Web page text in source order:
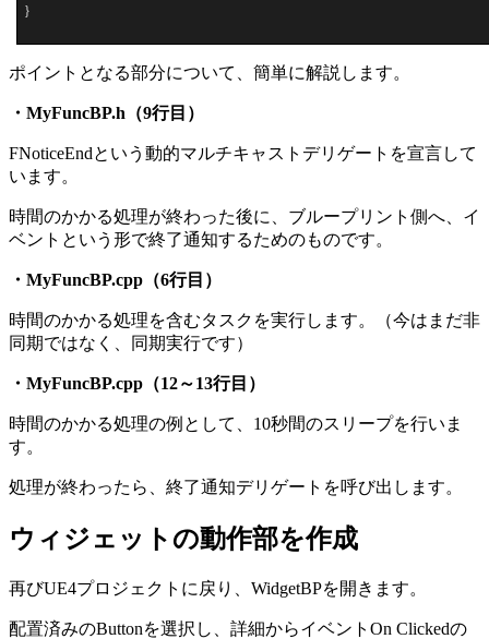
}
ポイントとなる部分について、簡単に解説します。
・MyFuncBP.h（9行目）
FNoticeEndという動的マルチキャストデリゲートを宣言して
います。
時間のかかる処理が終わった後に、ブループリント側へ、イ
ベントという形で終了通知するためのものです。
・MyFuncBP.cpp（6行目）
時間のかかる処理を含むタスクを実行します。（今はまだ非
同期ではなく、同期実行です）
・MyFuncBP.cpp（12～13行目）
時間のかかる処理の例として、10秒間のスリープを行いま
す。
処理が終わったら、終了通知デリゲートを呼び出します。
ウィジェットの動作部を作成
再びUE4プロジェクトに戻り、WidgetBPを開きます。
配置済みのButtonを選択し、詳細からイベントOn Clickedの